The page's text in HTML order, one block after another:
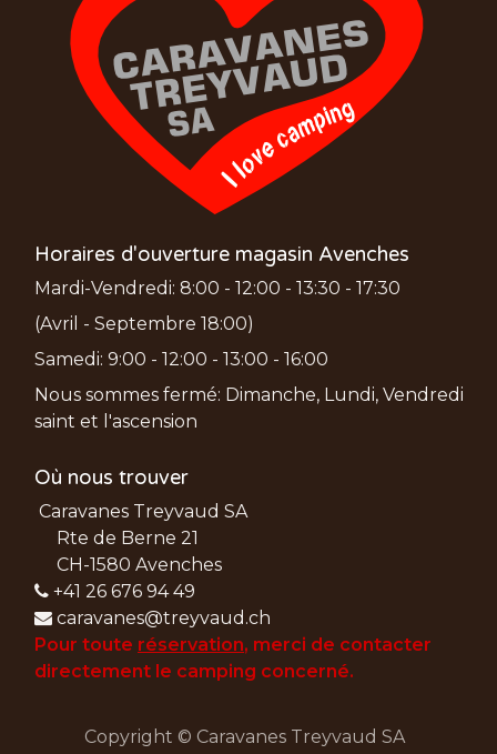
Horaires d'ouverture magasin Avenches
Mardi-Vendredi: 8:00 - 12:00 - 13:30 - 17:30
(Avril - Septembre 18:00)
Samedi: 9:00 - 12:00 - 13:00 - 16:00
Nous sommes fermé: Dimanche, Lundi, Vendredi
saint et l'ascension
Où nous trouver
Caravanes Treyvaud SA
Rte de Berne 21
CH-1580 Avenches
+41 26 676 94 49
caravanes@treyvaud.ch
Pour toute réservation, merci de contacter
directement le camping concerné.
Copyright © Caravanes Treyvaud SA